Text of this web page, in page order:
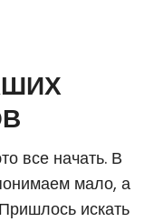
все начать. В
мало, а
искать